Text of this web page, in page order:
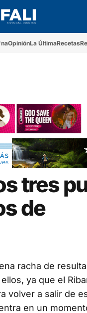
OpiniónLa ÚltimaRecetas
tres
de
racha de
ya que el
volver a salir de
en un